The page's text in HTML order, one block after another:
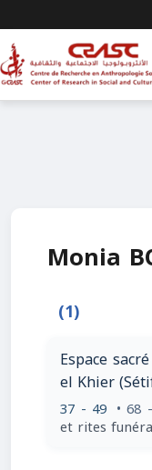
Monia
(1)
Espace
el Khier
37 - 49 •
et rites